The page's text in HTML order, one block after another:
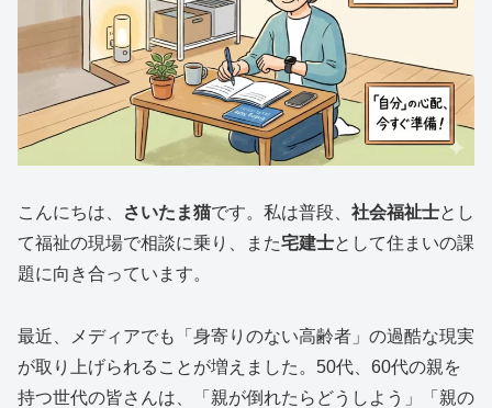
こんにちは、 さいたま猫です。私は普段、 社会福祉士とし
て福祉の現場で相談に乗り、また宅建士として住まいの課
題に向き合っています。
最近、メディアでも「身寄りのない高齢者」の過酷な現実
が取り上げられることが増えました。50代、60代の親を
持つ世代の皆さんは、「親が倒れたらどうしよう」「親の